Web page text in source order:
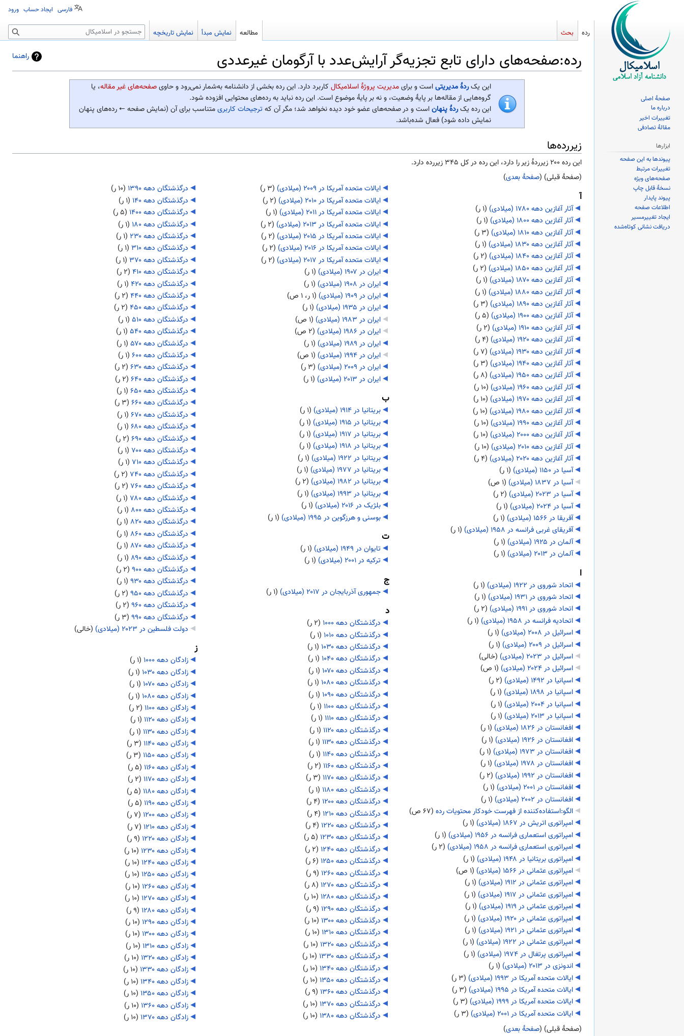
راهنما رده:صفحه‌های دارای تابع تجزیه‌گر آرایش‌عدد با آرگومان غیرعددی
این یکردهٔ مدیریتیاست و برایمدیریت پروژهٔ اسلامیکال کاربرد دارد. این رده بخشی از دانشنامه به‌شمار نمی‌رود و حاویصفحه‌های غیر مقاله، یا
گروه‌هایی از مقاله‌ها بر پایهٔ وضعیت، و نه بر پایهٔ موضوع است. این رده نباید به رده‌های محتوایی افزوده شود.
این رده یکردهٔ پنهاناست و در صفحه‌های عضو خود دیده نخواهد شد؛ مگر آن که ترجیحات کاربریمتناسب برای آن (نمایش صفحه ← رده‌های پنهان
نمایش داده شود) فعال شده‌باشد.
زیررده‌ها
این رده ۲۰۰ زیرردۀ زیر را دارد، این رده در کل ۳۴۵ زیررده دارد.
(صفحهٔ قبلی) (صفحهٔ بعدی)
آ
آثار آغازین دهه ۱۷۸۰ (میلادی)
(۱ ر)
آثار آغازین دهه ۱۸۰۰ (میلادی)
(۱ ر)
آثار آغازین دهه ۱۸۱۰ (میلادی)
(۳ ر)
آثار آغازین دهه ۱۸۳۰ (میلادی)
(۱ ر)
آثار آغازین دهه ۱۸۴۰ (میلادی)
(۲ ر)
آثار آغازین دهه ۱۸۵۰ (میلادی)
(۲ ر)
آثار آغازین دهه ۱۸۷۰ (میلادی)
(۱ ر)
آثار آغازین دهه ۱۸۸۰ (میلادی)
(۱ ر)
آثار آغازین دهه ۱۸۹۰ (میلادی)
(۳ ر)
آثار آغازین دهه ۱۹۰۰ (میلادی)
(۵ ر)
آثار آغازین دهه ۱۹۱۰ (میلادی)
(۲ ر)
آثار آغازین دهه ۱۹۲۰ (میلادی)
(۴ ر)
آثار آغازین دهه ۱۹۳۰ (میلادی)
(۷ ر)
آثار آغازین دهه ۱۹۴۰ (میلادی)
(۳ ر)
آثار آغازین دهه ۱۹۵۰ (میلادی)
(۸ ر)
آثار آغازین دهه ۱۹۶۰ (میلادی)
(۱۰ ر)
آثار آغازین دهه ۱۹۷۰ (میلادی)
(۱۰ ر)
آثار آغازین دهه ۱۹۸۰ (میلادی)
(۱۰ ر)
آثار آغازین دهه ۱۹۹۰ (میلادی)
(۱۰ ر)
آثار آغازین دهه ۲۰۰۰ (میلادی)
(۱۰ ر)
آثار آغازین دهه ۲۰۱۰ (میلادی)
(۱۰ ر)
آثار آغازین دهه ۲۰۲۰ (میلادی)
(۴ ر)
آسیا در ۱۱۵۰ (میلادی)
(۱ ر)
آسیا در ۱۸۳۷ (میلادی)
(۱ ص)
آسیا در ۲۰۲۳ (میلادی)
(۲ ر)
آسیا در ۲۰۲۴ (میلادی)
(۱ ر)
آفریقا در ۱۵۶۶ (میلادی)
(۱ ر)
آفریقای غربی فرانسه در ۱۹۵۸ (میلادی)
(۱ ر)
آلمان در ۱۹۲۵ (میلادی)
(۱ ر)
آلمان در ۲۰۱۳ (میلادی)
(۱ ر)
ا
اتحاد شوروی در ۱۹۲۲ (میلادی)
(۱ ر)
اتحاد شوروی در ۱۹۳۱ (میلادی)
(۱ ر)
اتحاد شوروی در ۱۹۹۱ (میلادی)
(۲ ر)
اتحادیه فرانسه در ۱۹۵۸ (میلادی)
(۱ ر)
اسرائیل در ۲۰۰۸ (میلادی)
(۱ ر)
اسرائیل در ۲۰۰۹ (میلادی)
(۱ ر)
اسرائیل در ۲۰۲۳ (میلادی)
(خالی)
اسرائیل در ۲۰۲۴ (میلادی)
(۱ ص)
اسپانیا در ۱۴۹۲ (میلادی)
(۲ ر)
اسپانیا در ۱۸۹۸ (میلادی)
(۱ ر)
اسپانیا در ۲۰۰۴ (میلادی)
(۱ ر)
اسپانیا در ۲۰۱۳ (میلادی)
(۱ ر)
افغانستان در ۱۸۲۶ (میلادی)
(۱ ر)
افغانستان در ۱۹۲۶ (میلادی)
(۱ ر)
افغانستان در ۱۹۷۳ (میلادی)
(۱ ر)
افغانستان در ۱۹۷۸ (میلادی)
(۱ ر)
افغانستان در ۱۹۹۲ (میلادی)
(۲ ر)
افغانستان در ۲۰۰۱ (میلادی)
(۱ ر)
افغانستان در ۲۰۰۲ (میلادی)
(۱ ر)
الگو:استفاده‌کننده از فهرست خودکار محتویات رده (۶۷ ص)
امپراتوری اتریش در ۱۸۶۷ (میلادی)
(۱ ر)
امپراتوری استعماری فرانسه در ۱۹۵۶ (میلادی)
(۱ ر)
امپراتوری استعماری فرانسه در ۱۹۵۸ (میلادی)
(۲ ر)
امپراتوری بریتانیا در ۱۹۴۸ (میلادی)
(۱ ر)
امپراتوری عثمانی در ۱۵۶۶ (میلادی)
(۱ ص)
امپراتوری عثمانی در ۱۹۱۲ (میلادی)
(۱ ر)
امپراتوری عثمانی در ۱۹۱۷ (میلادی)
(۱ ر)
امپراتوری عثمانی در ۱۹۱۹ (میلادی)
(۱ ر)
امپراتوری عثمانی در ۱۹۲۰ (میلادی)
(۱ ر)
امپراتوری عثمانی در ۱۹۲۱ (میلادی)
(۱ ر)
امپراتوری عثمانی در ۱۹۲۲ (میلادی)
(۱ ر)
امپراتوری پرتغال در ۱۹۷۴ (میلادی)
(۱ ر)
اندونزی در ۲۰۱۳ (میلادی)
(۱ ر)
ایالات متحده آمریکا در ۱۹۹۳ (میلادی)
(۳ ر)
ایالات متحده آمریکا در ۱۹۹۵ (میلادی)
(۳ ر)
ایالات متحده آمریکا در ۱۹۹۹ (میلادی)
(۳ ر)
ایالات متحده آمریکا در ۲۰۰۱ (میلادی)
(۳ ر)
ایالات متحده آمریکا در ۲۰۰۹ (میلادی)
(۳ ر)
ایالات متحده آمریکا در ۲۰۱۰ (میلادی)
(۲ ر)
ایالات متحده آمریکا در ۲۰۱۱ (میلادی)
(۱ ر)
ایالات متحده آمریکا در ۲۰۱۳ (میلادی)
(۲ ر)
ایالات متحده آمریکا در ۲۰۱۵ (میلادی)
(۲ ر)
ایالات متحده آمریکا در ۲۰۱۶ (میلادی)
(۲ ر)
ایالات متحده آمریکا در ۲۰۱۷ (میلادی)
(۲ ر)
ایران در ۱۹۰۷ (میلادی)
(۱ ر)
ایران در ۱۹۰۸ (میلادی)
(۱ ر)
ایران در ۱۹۰۹ (میلادی)
(۱ ر، ۱ ص)
ایران در ۱۹۳۵ (میلادی)
(۱ ر)
ایران در ۱۹۸۳ (میلادی)
(۱ ص)
ایران در ۱۹۸۶ (میلادی)
(۲ ص)
ایران در ۱۹۸۹ (میلادی)
(۱ ر)
ایران در ۱۹۹۴ (میلادی)
(۱ ص)
ایران در ۲۰۰۹ (میلادی)
(۳ ر)
ایران در ۲۰۱۳ (میلادی)
(۱ ر)
ب
بریتانیا در ۱۹۱۴ (میلادی)
(۱ ر)
بریتانیا در ۱۹۱۵ (میلادی)
(۱ ر)
بریتانیا در ۱۹۱۷ (میلادی)
(۱ ر)
بریتانیا در ۱۹۱۸ (میلادی)
(۱ ر)
بریتانیا در ۱۹۲۲ (میلادی)
(۱ ر)
بریتانیا در ۱۹۷۷ (میلادی)
(۱ ر)
بریتانیا در ۱۹۸۲ (میلادی)
(۲ ر)
بریتانیا در ۱۹۹۳ (میلادی)
(۱ ر)
بلژیک در ۲۰۱۶ (میلادی)
(۱ ر)
بوسنی و هرزگوین در ۱۹۹۵ (میلادی)
(۱ ر)
ت
تایوان در ۱۹۴۹ (میلادی)
(۱ ر)
ترکیه در ۲۰۰۱ (میلادی)
(۱ ر)
ج
جمهوری آذربایجان در ۲۰۱۷ (میلادی) (۱ ر)
د
درگذشتگان دهه ۱۰۰۰
(۲ ر)
درگذشتگان دهه ۱۰۱۰
(۱ ر)
درگذشتگان دهه ۱۰۳۰
(۱ ر)
درگذشتگان دهه ۱۰۴۰
(۱ ر)
درگذشتگان دهه ۱۰۷۰
(۱ ر)
درگذشتگان دهه ۱۰۸۰
(۱ ر)
درگذشتگان دهه ۱۰۹۰
(۱ ر)
درگذشتگان دهه ۱۱۰۰
(۱ ر)
درگذشتگان دهه ۱۱۱۰
(۱ ر)
درگذشتگان دهه ۱۱۲۰
(۱ ر)
درگذشتگان دهه ۱۱۳۰
(۱ ر)
درگذشتگان دهه ۱۱۴۰
(۱ ر)
درگذشتگان دهه ۱۱۶۰
(۲ ر)
درگذشتگان دهه ۱۱۷۰
(۳ ر)
درگذشتگان دهه ۱۱۸۰
(۱ ر)
درگذشتگان دهه ۱۲۰۰
(۴ ر)
درگذشتگان دهه ۱۲۱۰
(۴ ر)
درگذشتگان دهه ۱۲۲۰
(۴ ر)
درگذشتگان دهه ۱۲۳۰
(۵ ر)
درگذشتگان دهه ۱۲۴۰
(۲ ر)
درگذشتگان دهه ۱۲۵۰
(۶ ر)
درگذشتگان دهه ۱۲۶۰
(۹ ر)
درگذشتگان دهه ۱۲۷۰
(۸ ر)
درگذشتگان دهه ۱۲۸۰
(۱۰ ر)
درگذشتگان دهه ۱۲۹۰
(۹ ر)
درگذشتگان دهه ۱۳۰۰
(۱۰ ر)
درگذشتگان دهه ۱۳۱۰
(۱۰ ر)
درگذشتگان دهه ۱۳۲۰
(۱۰ ر)
درگذشتگان دهه ۱۳۳۰
(۱۰ ر)
درگذشتگان دهه ۱۳۴۰
(۱۰ ر)
درگذشتگان دهه ۱۳۵۰
(۱۰ ر)
درگذشتگان دهه ۱۳۶۰
(۹ ر)
درگذشتگان دهه ۱۳۷۰
(۱۰ ر)
درگذشتگان دهه ۱۳۸۰
(۱۰ ر)
درگذشتگان دهه ۱۳۹۰
(۱۰ ر)
درگذشتگان دهه ۱۴۰
(۱ ر)
درگذشتگان دهه ۱۴۰۰
(۵ ر)
درگذشتگان دهه ۱۸۰
(۱ ر)
درگذشتگان دهه ۲۳۰
(۱ ر)
درگذشتگان دهه ۳۱۰
(۱ ر)
درگذشتگان دهه ۳۷۰
(۱ ر)
درگذشتگان دهه ۴۱۰
(۲ ر)
درگذشتگان دهه ۴۲۰
(۱ ر)
درگذشتگان دهه ۴۴۰
(۲ ر)
درگذشتگان دهه ۴۵۰
(۲ ر)
درگذشتگان دهه ۵۱۰
‏ (۱ ر)
درگذشتگان دهه ۵۴۰
‏ (۱ ر)
درگذشتگان دهه ۵۷۰
‏ (۱ ر)
درگذشتگان دهه ۶۰۰
(۱ ر)
درگذشتگان دهه ۶۳۰
(۲ ر)
درگذشتگان دهه ۶۴۰
(۲ ر)
درگذشتگان دهه ۶۵۰
(۱ ر)
درگذشتگان دهه ۶۶۰
(۳ ر)
درگذشتگان دهه ۶۷۰
(۱ ر)
درگذشتگان دهه ۶۸۰
(۱ ر)
درگذشتگان دهه ۶۹۰
(۲ ر)
درگذشتگان دهه ۷۰۰
‏ (۱ ر)
درگذشتگان دهه ۷۱۰
‏ (۱ ر)
درگذشتگان دهه ۷۴۰
‏ (۲ ر)
درگذشتگان دهه ۷۶۰
‏ (۲ ر)
درگذشتگان دهه ۷۸۰
‏ (۱ ر)
درگذشتگان دهه ۸۰۰
‏ (۱ ر)
درگذشتگان دهه ۸۲۰
‏ (۱ ر)
درگذشتگان دهه ۸۶۰
‏ (۱ ر)
درگذشتگان دهه ۸۷۰
‏ (۱ ر)
درگذشتگان دهه ۸۹۰
‏ (۱ ر)
درگذشتگان دهه ۹۰۰
‏ (۲ ر)
درگذشتگان دهه ۹۳۰
‏ (۱ ر)
درگذشتگان دهه ۹۵۰
‏ (۲ ر)
درگذشتگان دهه ۹۶۰
‏ (۲ ر)
درگذشتگان دهه ۹۹۰
‏ (۳ ر)
دولت فلسطین در ۲۰۲۳ (میلادی)
(خالی)
ز
زادگان دهه ۱۰۰۰
(۱ ر)
زادگان دهه ۱۰۳۰
(۱ ر)
زادگان دهه ۱۰۷۰
(۱ ر)
زادگان دهه ۱۰۸۰
(۱ ر)
زادگان دهه ۱۱۰۰
(۲ ر)
زادگان دهه ۱۱۲۰
(۱ ر)
زادگان دهه ۱۱۳۰
(۱ ر)
زادگان دهه ۱۱۴۰
(۳ ر)
زادگان دهه ۱۱۵۰
(۳ ر)
زادگان دهه ۱۱۶۰
(۵ ر)
زادگان دهه ۱۱۷۰
(۲ ر)
زادگان دهه ۱۱۸۰
(۵ ر)
زادگان دهه ۱۱۹۰
(۵ ر)
زادگان دهه ۱۲۰۰
(۷ ر)
زادگان دهه ۱۲۱۰
(۷ ر)
زادگان دهه ۱۲۲۰
(۹ ر)
زادگان دهه ۱۲۳۰
(۱۰ ر)
زادگان دهه ۱۲۴۰
(۱۰ ر)
زادگان دهه ۱۲۵۰
(۱۰ ر)
زادگان دهه ۱۲۶۰
(۱۰ ر)
زادگان دهه ۱۲۷۰
(۱۰ ر)
زادگان دهه ۱۲۸۰
(۹ ر)
زادگان دهه ۱۲۹۰
(۱۰ ر)
زادگان دهه ۱۳۰۰
(۱۰ ر)
زادگان دهه ۱۳۱۰
(۱۰ ر)
زادگان دهه ۱۳۲۰
(۱۰ ر)
زادگان دهه ۱۳۳۰
(۱۰ ر)
زادگان دهه ۱۳۴۰
(۱۰ ر)
زادگان دهه ۱۳۵۰
(۱۰ ر)
زادگان دهه ۱۳۶۰
(۱۰ ر)
زادگان دهه ۱۳۷۰
(۱۰ ر)
(صفحهٔ قبلی) (صفحهٔ بعدی)
فارسی ایجاد حساب ورود
رده بحث مطالعه نمایش مبدأ نمایش تاریخچه جستجو
صفحهٔ اصلی
درباره ما
تغییرات اخیر
مقالهٔ تصادفی
ابزارها
پیوندها به این صفحه
تغییرات مرتبط
صفحه‌های ویژه
نسخهٔ قابل چاپ
پیوند پایدار
اطلاعات صفحه
ایجاد تغییرمسیر
دریافت نشانی کوتاه‌شده